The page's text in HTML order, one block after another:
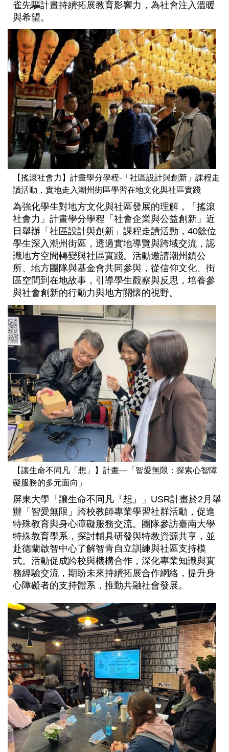
雀先驅計畫持續拓展教育影響力，為社會注入溫暖
與希望。
【搖滾社會力】計畫學分學程-「社區設計與創新」課程走
讀活動，實地走入潮州街區學習在地文化與社區實踐
為強化學生對地方文化與社區發展的理解，「搖滾
社會力」計畫學分學程「社會企業與公益創新」近
日舉辦「社區設計與創新」課程走讀活動，40餘位
學生深入潮州街區，透過實地導覽與跨域交流，認
識地方空間轉變與社區實踐。活動邀請潮州鎮公
所、地方團隊與基金會共同參與，從信仰文化、街
區空間到在地故事，引導學生觀察與反思，培養參
與社會創新的行動力與地方關懷的視野。
【讓生命不同凡「想」】計畫—「智愛無限：探索心智障
礙服務的多元面向」
屏東大學「讓生命不同凡『想』」USR計畫於2月舉
辦「智愛無限」跨校教師專業學習社群活動，促進
特殊教育與身心障礙服務交流。團隊參訪臺南大學
特殊教育學系，探討輔具研發與特教資源共享，並
赴德蘭啟智中心了解智青自立訓練與社區支持模
式。活動促成跨校與機構合作，深化專業知識與實
務經驗交流，期盼未來持續拓展合作網絡，提升身
心障礙者的支持體系，推動共融社會發展。